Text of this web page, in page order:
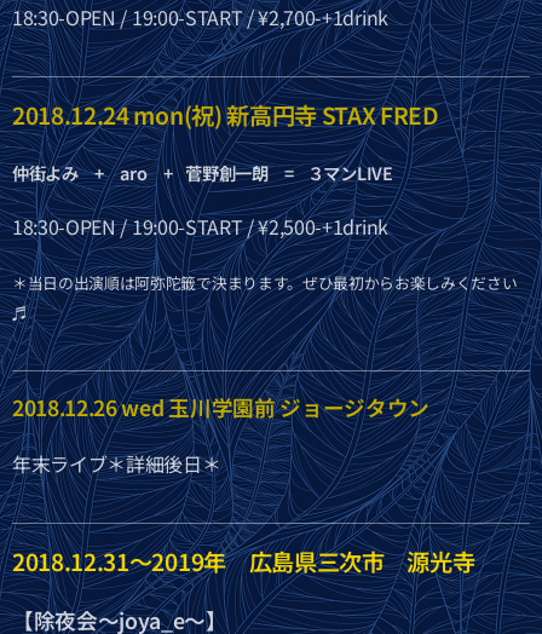
18:30-OPEN / 19:00-START / ¥2,700-+1drink
2018.12.24 mon(祝) 新高円寺 STAX FRED
仲街よみ + aro + 菅野創一朗 = ３マンLIVE
18:30-OPEN / 19:00-START / ¥2,500-+1drink
＊当日の出演順は阿弥陀籤で決まります。ぜひ最初からお楽しみください
♬
2018.12.26 wed 玉川学園前 ジョージタウン
年末ライブ＊詳細後日＊
2018.12.31〜2019年 広島県三次市 源光寺
【除夜会〜joya_e〜】